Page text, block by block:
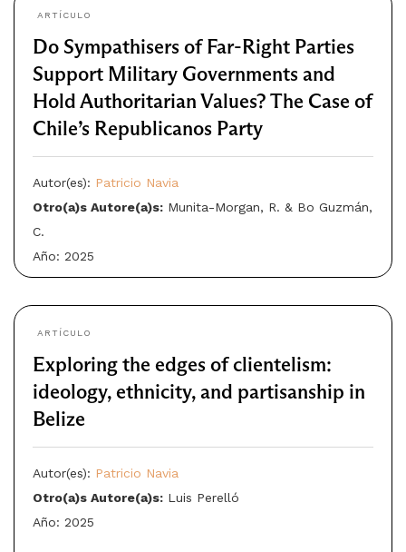
ARTÍCULO
Do Sympathisers of Far-Right Parties
Support Military Governments and
Hold Authoritarian Values? The Case of
Chile’s Republicanos Party
Autor(es): Patricio Navia
Otro(a)s Autore(a)s: Munita-Morgan, R. & Bo Guzmán,
C.
Año: 2025
ARTÍCULO
Exploring the edges of clientelism:
ideology, ethnicity, and partisanship in
Belize
Autor(es): Patricio Navia
Otro(a)s Autore(a)s: Luis Perelló
Año: 2025